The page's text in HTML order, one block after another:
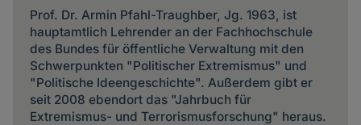
Prof. Dr. Armin Pfahl-Traughber, Jg. 1963, ist
hauptamtlich Lehrender an der Fachhochschule
des Bundes für öffentliche Verwaltung mit den
Schwerpunkten "Politischer Extremismus" und
"Politische Ideengeschichte". Außerdem gibt er
seit 2008 ebendort das "Jahrbuch für
Extremismus- und Terrorismusforschung" heraus.